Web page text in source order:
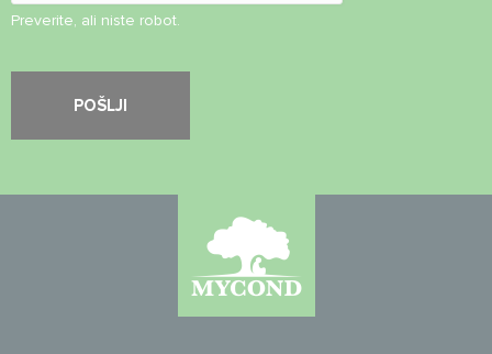
Preverite, ali niste robot.